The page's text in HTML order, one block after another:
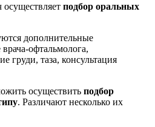
подбор оральных
дополнительные
офтальмолога,
груди, таза, консультация
осуществить подбор
. Различают несколько их